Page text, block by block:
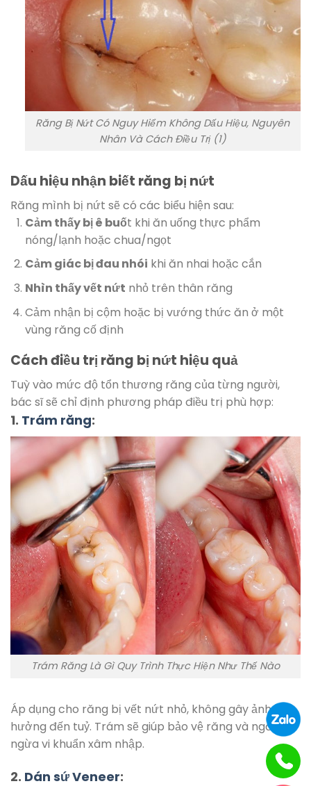
Răng Bị Nứt Có Nguy Hiểm Không Dấu Hiệu, Nguyên
Nhân Và Cách Điều Trị (1)
Dấu hiệu nhận biết răng bị nứt
Răng mình bị nứt sẽ có các biểu hiện sau:
Cảm thấy bị ê buốt khi ăn uống thực phẩm
nóng/lạnh hoặc chua/ngọt
Cảm giác bị đau nhói khi ăn nhai hoặc cắn
Nhìn thấy vết nứt nhỏ trên thân răng
Cảm nhận bị cộm hoặc bị vướng thức ăn ở một
vùng răng cố định
Cách điều trị răng bị nứt hiệu quả
Tuỳ vào mức độ tổn thương răng của từng người,
bác sĩ sẽ chỉ định phương pháp điều trị phù hợp:
1. Trám răng:
Trám Răng Là Gì Quy Trình Thực Hiện Như Thế Nào
Áp dụng cho răng bị vết nứt nhỏ, không gây ảnh
hưởng đến tuỷ. Trám sẽ giúp bảo vệ răng và ngăn
ngừa vi khuẩn xâm nhập.
2. Dán sứ Veneer: